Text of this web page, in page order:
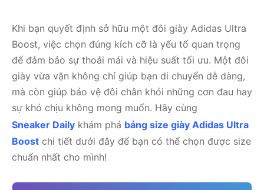
Khi bạn quyết định sở hữu một đôi giày Adidas Ultra
Boost, việc chọn đúng kích cỡ là yếu tố quan trọng
để đảm bảo sự thoải mái và hiệu suất tối ưu. Một đôi
giày vừa vặn không chỉ giúp bạn di chuyển dễ dàng,
mà còn giúp bảo vệ đôi chân khỏi những cơn đau hay
sự khó chịu không mong muốn. Hãy cùng
Sneaker Daily khám phá bảng size giày Adidas Ultra
Boost chi tiết dưới đây để bạn có thể chọn được size
chuẩn nhất cho mình!